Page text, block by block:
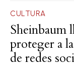
CULTURA
Sheinbaum
proteger a
de redes